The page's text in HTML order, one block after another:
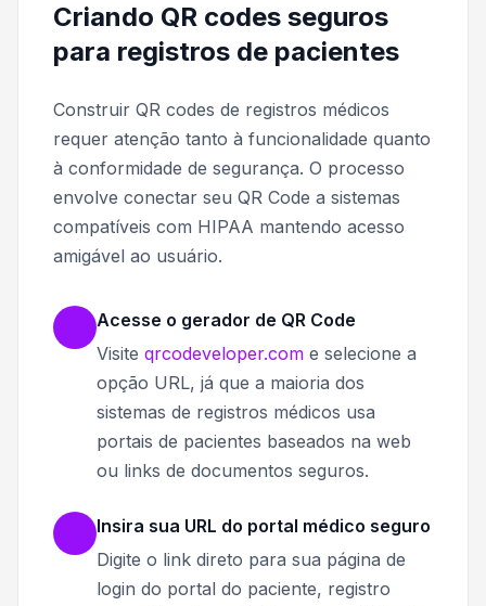
Criando QR codes seguros
para registros de pacientes
Construir QR codes de registros médicos
requer atenção tanto à funcionalidade quanto
à conformidade de segurança. O processo
envolve conectar seu QR Code a sistemas
compatíveis com HIPAA mantendo acesso
amigável ao usuário.
Acesse o gerador de QR Code
Visite qrcodeveloper.com e selecione a
opção URL, já que a maioria dos
sistemas de registros médicos usa
portais de pacientes baseados na web
ou links de documentos seguros.
Insira sua URL do portal médico seguro
Digite o link direto para sua página de
login do portal do paciente, registro